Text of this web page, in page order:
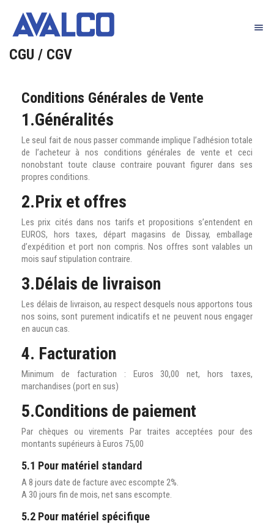

CGU / CGV
Conditions Générales de Vente
1.Généralités
Le seul fait de nous passer commande implique l’adhésion totale
de l’acheteur à nos conditions générales de vente et ceci
nonobstant toute clause contraire pouvant figurer dans ses
propres conditions.
2.Prix et offres
Les prix cités dans nos tarifs et propositions s’entendent en
EUROS, hors taxes, départ magasins de Dissay, emballage
d’expédition et port non compris. Nos offres sont valables un
mois sauf stipulation contraire.
3.Délais de livraison
Les délais de livraison, au respect desquels nous apportons tous
nos soins, sont purement indicatifs et ne peuvent nous engager
en aucun cas.
4. Facturation
Minimum de facturation : Euros 30,00 net, hors taxes,
marchandises (port en sus)
5.Conditions de paiement
Par chèques ou virements Par traites acceptées pour des
montants supérieurs à Euros 75,00
5.1 Pour matériel standard
A 8 jours date de facture avec escompte 2%.
A 30 jours fin de mois, net sans escompte.
5.2 Pour matériel spécifique